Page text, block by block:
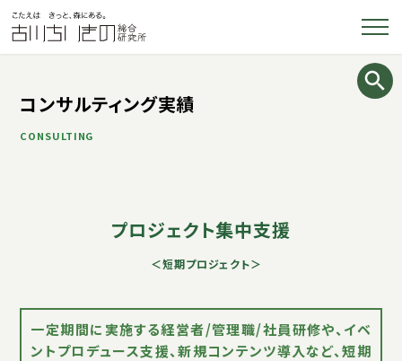
コンサルティング実績
CONSULTING
プロジェクト集中支援
＜短期プロジェクト＞
一定期間に実施する経営者/管理職/社員研修や、イベ
ントプロデュース支援、新規コンテンツ導入など、短期